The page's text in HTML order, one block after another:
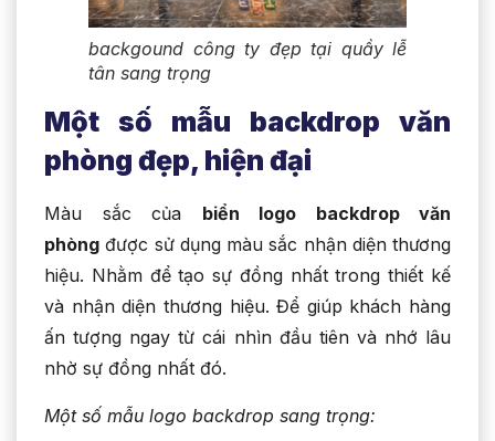
backgound công ty đẹp tại quầy lễ
tân sang trọng
Một số mẫu backdrop văn
phòng đẹp, hiện đại
Màu sắc của biển logo backdrop văn
phòng được sử dụng màu sắc nhận diện thương
hiệu. Nhằm để tạo sự đồng nhất trong thiết kế
và nhận diện thương hiệu. Để giúp khách hàng
ấn tượng ngay từ cái nhìn đầu tiên và nhớ lâu
nhờ sự đồng nhất đó.
Một số mẫu logo backdrop sang trọng: